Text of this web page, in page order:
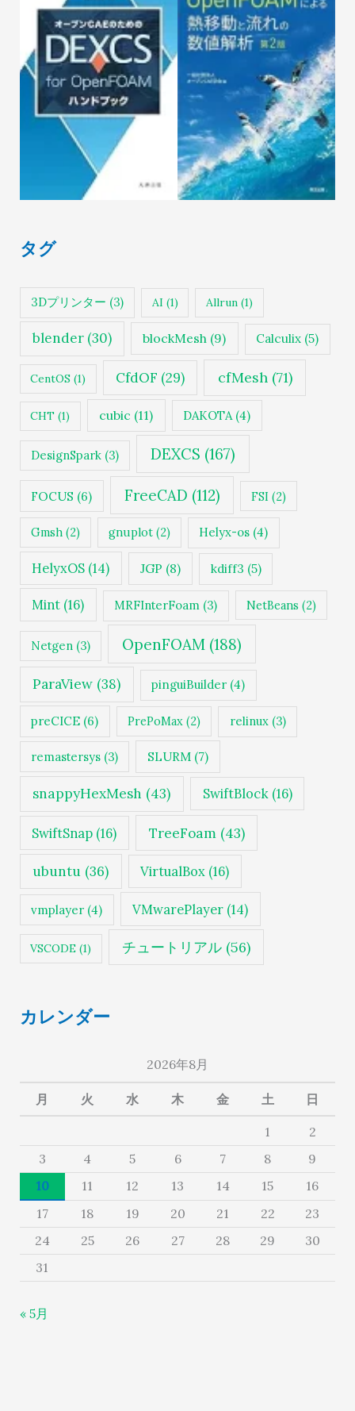
タグ
3Dプリンター (3) AI (1) Allrun(1)
blender(30) blockMesh (9) Calculix (5)
CentOS (1) CfdOF (29) cfMesh(71)
CHT (1) cubic (11) DAKOTA (4)
DesignSpark(3) DEXCS (167)
FOCUS (6) FreeCAD (112) FSI (2)
Gmsh(2) gnuplot(2) Helyx-os (4)
HelyxOS (14) JGP (8) kdiff3 (5)
Mint (16) MRFInterFoam (3) NetBeans (2)
Netgen(3) OpenFOAM (188)
ParaView (38) pinguiBuilder (4)
preCICE (6) PrePoMax (2) relinux(3)
remastersys(3) SLURM (7)
snappyHexMesh (43) SwiftBlock(16)
SwiftSnap (16) TreeFoam(43)
ubuntu (36) VirtualBox (16)
vmplayer (4) VMwarePlayer (14)
VSCODE (1) チュートリアル(56)
カレンダー
2026年8月
月 火 水 木 金 土 日
1
2
3
4 5 6 7 8
9
10
11 12 13 14 15
16
17
18 19 20 21 22
23
24
25 26 27 28 29
30
31
« 5月